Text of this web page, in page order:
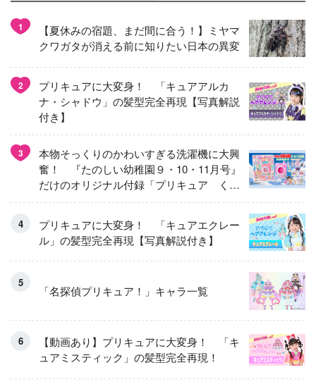
1
【夏休みの宿題、まだ間に合う！】ミヤマ
クワガタが消える前に知りたい日本の異変
2
プリキュアに大変身！ 「キュアアルカ
ナ・シャドウ」の髪型完全再現【写真解説
付き】
3
本物そっくりのかわいすぎる洗濯機に大興
奮！ 『たのしい幼稚園９・10・11月号』
だけのオリジナル付録「プリキュア くる
くるせんたくき」
プリキュアに大変身！ 「キュアエクレー
ル」の髪型完全再現【写真解説付き】
「名探偵プリキュア！」キャラ一覧
【動画あり】プリキュアに大変身！ 「キ
ュアミスティック」の髪型完全再現！